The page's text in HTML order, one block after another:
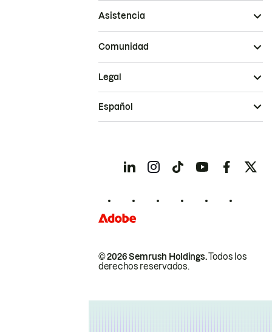
Asistencia
Comunidad
© 2026 Semrush Holdings.Todos los
derechos reservados.
Legal
Español